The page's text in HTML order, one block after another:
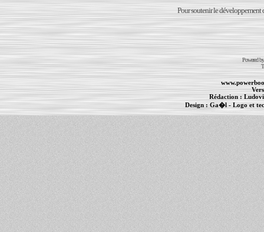
Pour soutenir le développement
Powered
Rédaction :
Design :Ga�l- Logo et
PowerBook